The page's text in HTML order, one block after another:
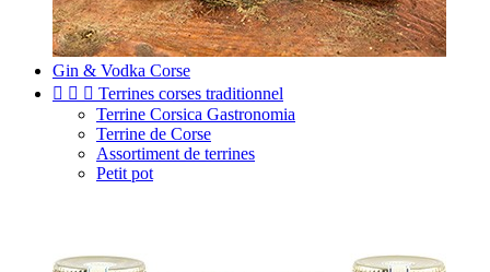
Gin & Vodka Corse
   Terrines corses traditionnel
Terrine Corsica Gastronomia
Terrine de Corse
Assortiment de terrines
Petit pot